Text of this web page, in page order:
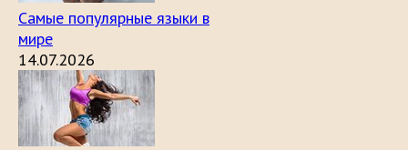
Самые популярные языки в
мире
14.07.2026